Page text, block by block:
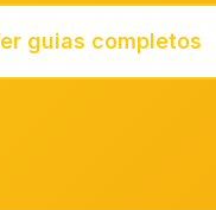
guias completos